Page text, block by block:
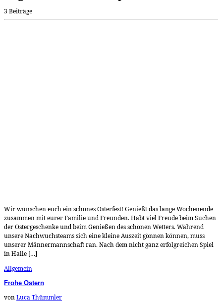
3 Beiträge
Wir wünschen euch ein schönes Osterfest! Genießt das lange Wochenende
zusammen mit eurer Familie und Freunden. Habt viel Freude beim Suchen
der Ostergeschenke und beim Genießen des schönen Wetters. Während
unsere Nachwuchsteams sich eine kleine Auszeit gönnen können, muss
unserer Männermannschaft ran. Nach dem nicht ganz erfolgreichen Spiel
in Halle […]
Allgemein
Frohe Ostern
vonLuca Thümmler